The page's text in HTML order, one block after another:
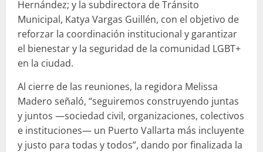
Hernández; y la subdirectora de Tránsito
Municipal, Katya Vargas Guillén, con el objetivo de
reforzar la coordinación institucional y garantizar
el bienestar y la seguridad de la comunidad LGBT+
en la ciudad.
Al cierre de las reuniones, la regidora Melissa
Madero señaló, “seguiremos construyendo juntas
y juntos —sociedad civil, organizaciones, colectivos
e instituciones— un Puerto Vallarta más incluyente
y justo para todas y todos”, dando por finalizada la